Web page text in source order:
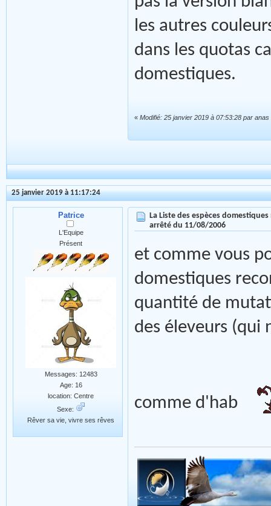
les autres
dans les quotas
domestiques.
« Modifié: 25 janvier 2019 à 07:53:28 par
25 janvier 2019 à 11:17:24
Patrice
L'Equipe
Présent
Messages: 12483
Age: 16
location: Centre
Sexe:
Rêver sa vie, vivre ses rêves
La Liste des espèces
arrêté du 11/08/2006
et comme vous
domestiques
quantité de
des éleveurs (qui
comme d'hab